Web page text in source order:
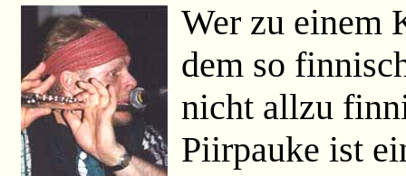
Wer zu einem
dem so
nicht allzu
Piirpauke ist